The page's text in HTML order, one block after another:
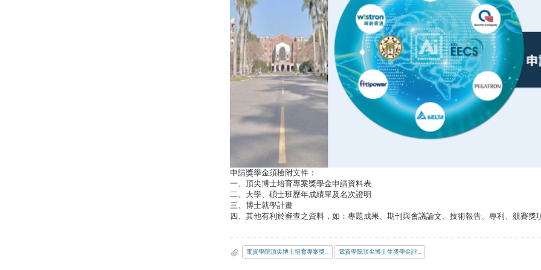
申請獎學金須檢附文件：
一、頂尖博士培育專案獎學金申請資料表
二、大學、碩士班歷年成績單及名次證明
三、博士就學計畫
四、其他有利於審查之資料，如：專題成果、期刊與會議論文、技術報告、專利、競賽獎
電資學院頂尖博士培育專案獎學金評選辦法.pdf 電資學院頂尖博士生獎學金評選申請資料表.doc